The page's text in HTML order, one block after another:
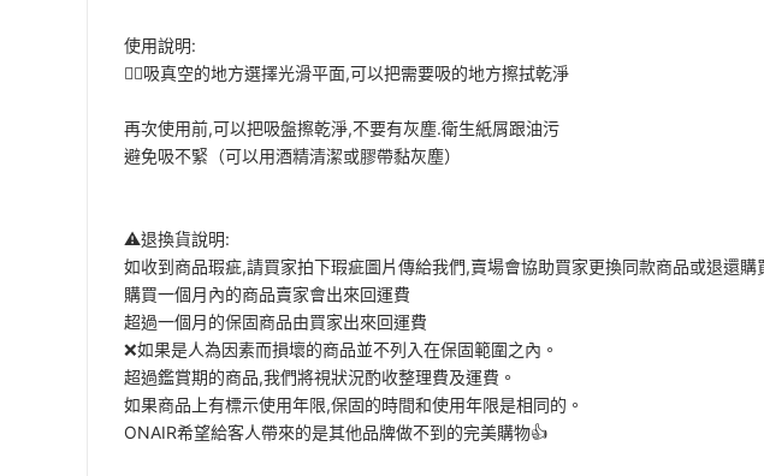
使用說明:
👉🏻吸真空的地方選擇光滑平面,可以把需要吸的地方擦拭乾淨
再次使用前,可以把吸盤擦乾淨,不要有灰塵.衛生紙屑跟油污
避免吸不緊（可以用酒精清潔或膠帶黏灰塵）
⚠️退換貨說明:
如收到商品瑕疵,請買家拍下瑕疵圖片傳給我們,賣場會協助買家更換同款商品或退還購
購買一個月內的商品賣家會出來回運費
超過一個月的保固商品由買家出來回運費
❌如果是人為因素而損壞的商品並不列入在保固範圍之內。
超過鑑賞期的商品,我們將視狀況酌收整理費及運費。
如果商品上有標示使用年限,保固的時間和使用年限是相同的。
ONAIR希望給客人帶來的是其他品牌做不到的完美購物👍